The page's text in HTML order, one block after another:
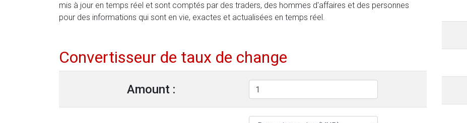
mis à jour en temps réel et sont comptés par des traders, des hommes d'affaires et des personnes
pour des informations qui sont en vie, exactes et actualisées en temps réel.
Convertisseur de taux de change
Amount :